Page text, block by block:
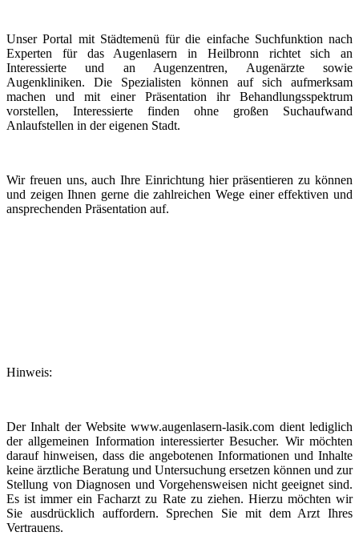
Unser Portal mit Städtemenü für die einfache Suchfunktion nach
Experten für das Augenlasern in Heilbronn richtet sich an
Interessierte und an Augenzentren, Augenärzte sowie
Augenkliniken. Die Spezialisten können auf sich aufmerksam
machen und mit einer Präsentation ihr Behandlungsspektrum
vorstellen, Interessierte finden ohne großen Suchaufwand
Anlaufstellen in der eigenen Stadt.
Wir freuen uns, auch Ihre Einrichtung hier präsentieren zu können
und zeigen Ihnen gerne die zahlreichen Wege einer effektiven und
ansprechenden Präsentation auf.
Hinweis:
Der Inhalt der Website www.augenlasern-lasik.com dient lediglich
der allgemeinen Information interessierter Besucher. Wir möchten
darauf hinweisen, dass die angebotenen Informationen und Inhalte
keine ärztliche Beratung und Untersuchung ersetzen können und zur
Stellung von Diagnosen und Vorgehensweisen nicht geeignet sind.
Es ist immer ein Facharzt zu Rate zu ziehen. Hierzu möchten wir
Sie ausdrücklich auffordern. Sprechen Sie mit dem Arzt Ihres
Vertrauens.